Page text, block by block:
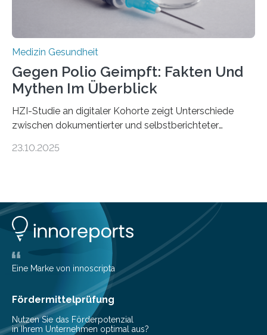
Medizin Gesundheit
Gegen Polio Geimpft: Fakten Und
Mythen Im Überblick
HZI-Studie an digitaler Kohorte zeigt Unterschiede
zwischen dokumentierter und selbstberichteter
Kinderlähmung, ist eine ansteckende Krankheit, die
nur noch in zwei Ländern endemisch. Bis das Virus
weltweit ausgerottet ist, ist aber auch in Deutschland
ein Impfschutz wichtig, da das Virus jederzeit wieder
eingeschleppt werden könnte. Epidemiolog:innen des
Helmholtz-Zentrums für Infektionsforschung (HZI)
haben nun gezeigt, dass viele…
23.10.2025
Eine Marke von innoscripta
Fördermittelprüfung
Nutzen Sie das Förderpotenzial
in Ihrem Unternehmen optimal aus?